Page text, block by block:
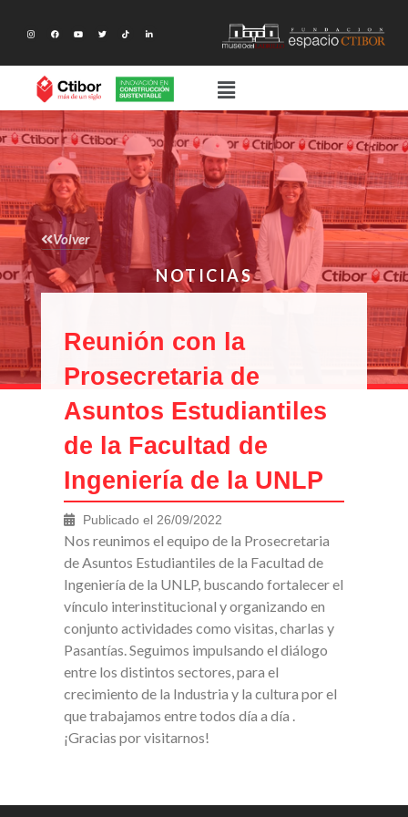
NOTICIAS
Volver
Reunión con la
Prosecretaria de
Asuntos Estudiantiles
de la Facultad de
Ingeniería de la UNLP
Publicado el 26/09/2022
Nos reunimos el equipo de la Prosecretaria
de Asuntos Estudiantiles de la Facultad de
Ingeniería de la UNLP, buscando fortalecer el
vínculo interinstitucional y organizando en
conjunto actividades como visitas, charlas y
Pasantías. Seguimos impulsando el diálogo
entre los distintos sectores, para el
crecimiento de la Industria y la cultura por el
que trabajamos entre todos día a día .
¡Gracias por visitarnos!